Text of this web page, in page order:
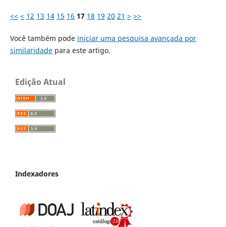
<< < 12 13 14 15 16 17 18 19 20 21 > >>
Você também pode iniciar uma pesquisa avançada por
similaridadepara este artigo.
Edição Atual
Indexadores